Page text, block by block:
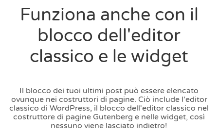
Funziona anche con il
blocco dell'editor
classico e le widget
Il blocco dei tuoi ultimi post può essere elencato
ovunque nei costruttori di pagine. Ciò include l'editor
classico di WordPress, il blocco dell'editor classico nel
costruttore di pagine Gutenberg e nelle widget, così
nessuno viene lasciato indietro!